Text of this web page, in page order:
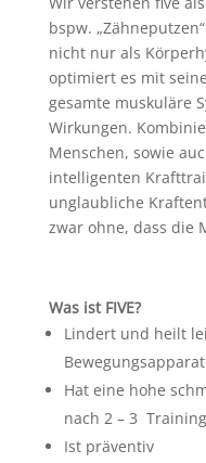
bspw.
nicht nur als
optimiert es mit
gesamte muskuläre
Wirkungen.
Menschen, sowie
intelligenten
unglaubliche
zwar ohne, dass die
Was ist FIVE?
Lindert und heilt
Bewegungsapparat
Hat eine hohe
nach 2 – 3
Ist präventiv